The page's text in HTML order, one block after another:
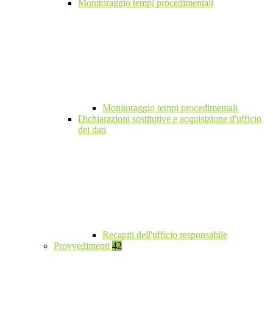
Monitoraggio tempi procedimentali
Monitoraggio tempi procedimentali
Dichiarazioni sostitutive e acquisizione d'ufficio
dei dati
Recapiti dell'ufficio responsabile
Provvedimenti 42